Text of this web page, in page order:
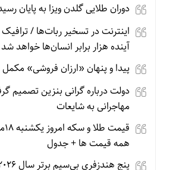
دوران طلایی گلدن ویزا به پایان
آینده هزار برابر انسان‌ها خواهد شد
پیدا و پنهان «ارزان فروشی» مکمل
دولت درباره گرانی بنزین تصمیم
مهاجرانی به شایعات
همه قیمت ها + جدول
پنج هندزفری بی‌سیم برتر سال ۲۰۲۶